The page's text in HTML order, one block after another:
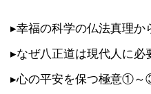
▸幸福の科学の仏法真理
▸なぜ八正道は現代人に必
▸心の平安を保つ極意①